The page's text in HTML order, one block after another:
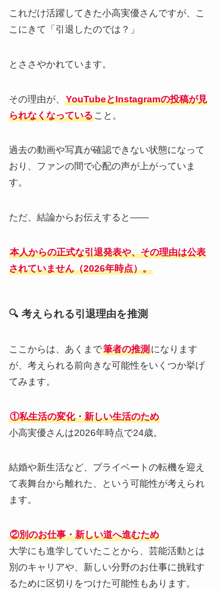
これだけ活躍してきた小高実優さんですが、こ
こにきて「引退したのでは？」
とささやかれています。
その理由が、 YouTubeとInstagramの投稿が見
られなくなっていること。
過去の動画や写真が確認できない状態になって
おり、ファンの間で心配の声が上がっていま
す。
ただ、結論からお伝えすると——
本人からの正式な引退発表や、その理由は公表
されていません（2026年時点）。
🔍 考えられる引退理由を推測
ここからは、あくまで筆者の推測になります
が、考えられる前向きな可能性をいくつか挙げ
てみます。
①私生活の変化・新しい生活のため
小高実優さんは2026年時点で24歳。
結婚や新生活など、プライベートの転機を迎え
て表舞台から離れた、という可能性が考えられ
ます。
②別のお仕事・新しい道へ進むため
大学にも進学していたことから、芸能活動とは
別のキャリアや、新しい分野のお仕事に挑戦す
るために区切りをつけた可能性もあります。